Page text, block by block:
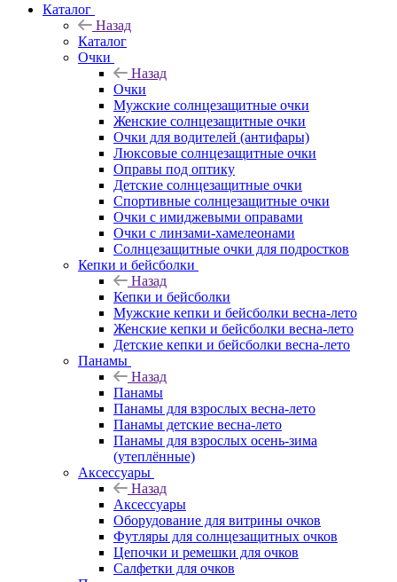
Каталог
Назад
Каталог
Очки
Назад
Очки
Мужские солнцезащитные очки
Женские солнцезащитные очки
Очки для водителей (антифары)
Люксовые солнцезащитные очки
Оправы под оптику
Детские солнцезащитные очки
Спортивные солнцезащитные очки
Очки с имиджевыми оправами
Очки с линзами-хамелеонами
Солнцезащитные очки для подростков
Кепки и бейсболки
Назад
Кепки и бейсболки
Мужские кепки и бейсболки весна-лето
Женские кепки и бейсболки весна-лето
Детские кепки и бейсболки весна-лето
Панамы
Назад
Панамы
Панамы для взрослых весна-лето
Панамы детские весна-лето
Панамы для взрослых осень-зима
(утеплённые)
Аксессуары
Назад
Аксессуары
Оборудование для витрины очков
Футляры для солнцезащитных очков
Цепочки и ремешки для очков
Салфетки для очков